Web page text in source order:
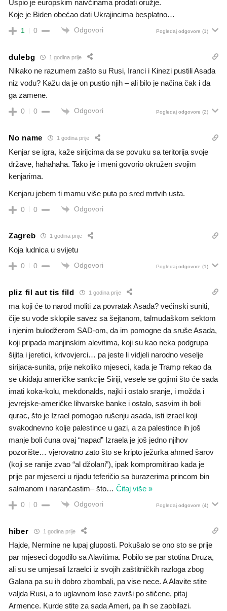
Uspio je europskim naivčinama prodati oružje.
Koje je Biden obećao dati Ukrajincima besplatno…
1 0 Odgovori Pogledaj odgovore (1)
dulebg 1 godina prije
Nikako ne razumem zašto su Rusi, Iranci i Kinezi pustili Asada
niz vodu? Kažu da je on pustio njih – ali bilo je načina čak i da
ga zamene.
0 0 Odgovori Pogledaj odgovore (2)
No name 1 godina prije
Kenjar se igra, kaže sirijcima da se povuku sa teritorija svoje
države, hahahaha. Tako je i meni govorio okružen svojim
kenjarima.
Kenjaru jebem ti mamu više puta po sred mrtvih usta.
0 0 Odgovori
Zagreb 1 godina prije
Koja ludnica u svijetu
0 0 Odgovori Pogledaj odgovore (1)
pliz fil aut tis fild 1 godina prije
ma koji će to narod moliti za povratak Asada? većinski suniti,
čije su vođe sklopile savez sa šejtanom, talmudaškom sektom
i njenim bulodžerom SAD-om, da im pomogne da sruše Asada,
koji pripada manjinskim alevitima, koji su kao neka podgrupa
šijita i jeretici, krivovjerci… pa jeste li vidjeli narodno veselje
sirijaca-sunita, prije nekoliko mjeseci, kada je Tramp rekao da
se ukidaju američke sankcije Siriji, vesele se gojimi što će sada
imati koka-kolu, mekdonalds, najki i ostalo sranje, i možda i
jevrejske-američke lihvarske banke i ostalo, sasvim ih boli
qurac, što je Izrael pomogao rušenju asada, isti izrael koji
svakodnevno kolje palestince u gazi, a za palestince ih još
manje boli ćuna ovaj “napad” Izraela je još jedno njihov
pozorište… vjerovatno zato što se kripto ježurka ahmed šarov
(koji se ranije zvao “al džolani”), ipak kompromitirao kada je
prije par mjeserci u rijadu teferičio sa burazerima princom bin
salmanom i narančastim– što… Čitaj više »
0 0 Odgovori Pogledaj odgovore (4)
hiber 1 godina prije
Hajde, Nermine ne lupaj gluposti. Pokušalo se ono sto se prije
par mjeseci dogodilo sa Alavitima. Pobilo se par stotina Druza,
ali su se umjesali Izraelci iz svojih zaštitničkih razloga zbog
Galana pa su ih dobro zbombali, pa vise nece. A Alavite stite
valjda Rusi, a to uglavnom lose završi po stičene, pitaj
Armence. Kurde stite za sada Ameri, pa ih se zaobilazi.